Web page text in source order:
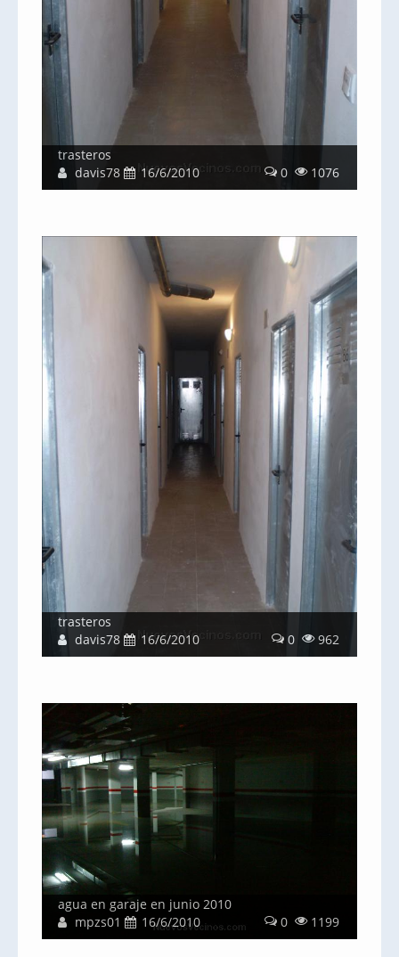
trasteros
davis78
16/6/2010 0 1076
trasteros
davis78
16/6/2010 0 962
agua en garaje en junio 2010
mpzs01
16/6/2010 0 1199